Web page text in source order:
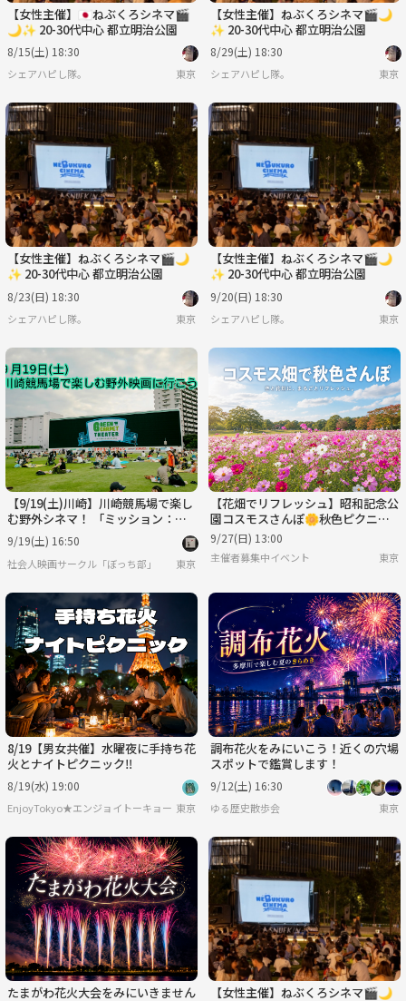
【女性主催】🇯🇵ねぶくろシネマ🎬️
🌙✨ 20-30代中心 都立明治公園
8/15(土) 18:30
シェアハピし隊。 東京
【女性主催】ねぶくろシネマ🎬️🌙
✨ 20-30代中心 都立明治公園
8/29(土) 18:30
シェアハピし隊。 東京
【女性主催】ねぶくろシネマ🎬️🌙
✨ 20-30代中心 都立明治公園
8/23(日) 18:30
シェアハピし隊。 東京
【女性主催】ねぶくろシネマ🎬️🌙
✨ 20-30代中心 都立明治公園
9/20(日) 18:30
シェアハピし隊。 東京
【9/19(土)川崎】川崎競馬場で楽し
む野外シネマ！ 「ミッション：イ
ンポッシブル／ファイナル・レコニ
ング」鑑賞会
9/19(土) 16:50
社会人映画サークル「ぼっち部」 東京
【花畑でリフレッシュ】昭和記念公
園コスモスさんぽ🌼秋色ピクニッ
ク
9/27(日) 13:00
主催者募集中イベント 東京
8/19【男女共催】水曜夜に手持ち花
火とナイトピクニック‼️
8/19(水) 19:00
EnjoyTokyo★エンジョイトーキョー 〜気持ちだけでも国際派〜
東京
調布花火をみにいこう！近くの穴場
スポットで鑑賞します！
9/12(土) 16:30
ゆる歴史散歩会 東京
たまがわ花火大会をみにいきません
【女性主催】ねぶくろシネマ🎬️🌙